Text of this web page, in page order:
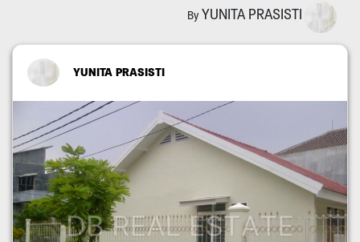
By YUNITA PRASISTI
YUNITA PRASISTI